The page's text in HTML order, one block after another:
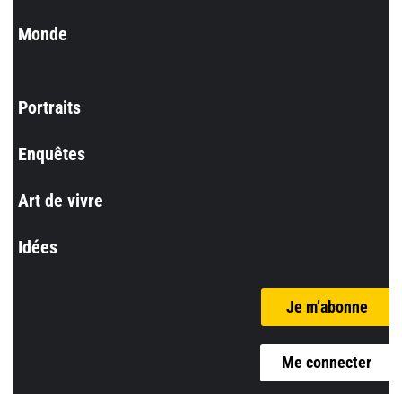
Monde
Portraits
Enquêtes
Art de vivre
Idées
Je m’abonne
Me connecter